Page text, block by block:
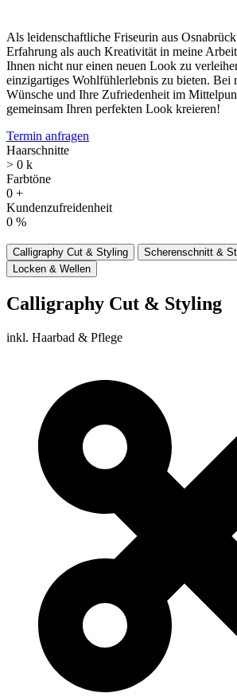
Als leidenschaftliche Friseurin aus
Erfahrung als auch Kreativität in meine
Ihnen nicht nur einen neuen Look zu
einzigartiges Wohlfühlerlebnis zu bieten. Bei
Wünsche und Ihre Zufriedenheit im
gemeinsam Ihren perfekten Look kreieren!
Termin anfragen
Haarschnitte
> 0 k
Farbtöne
0 +
Kundenzufreidenheit
0 %
Calligraphy Cut & Styling Scherenschnitt &
Locken & Wellen
Calligraphy Cut & Styling
inkl. Haarbad & Pflege